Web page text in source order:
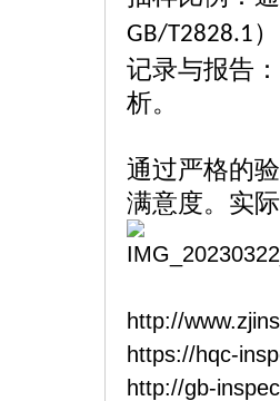
GB/T2828.1
记录与报告
析。
通过严格的
满意度。实
http://
https://hqc-
http://gb-